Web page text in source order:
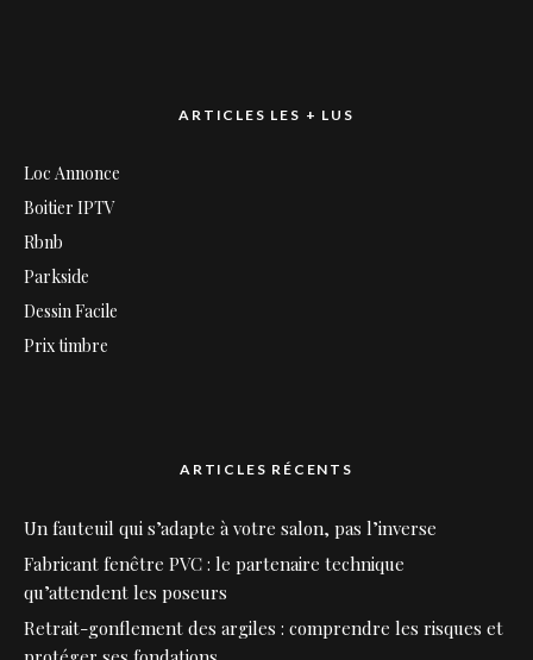
ARTICLES LES + LUS
Loc Annonce
Boitier IPTV
Rbnb
Parkside
Dessin Facile
Prix timbre
ARTICLES RÉCENTS
Un fauteuil qui s’adapte à votre salon, pas l’inverse
Fabricant fenêtre PVC : le partenaire technique
qu’attendent les poseurs
Retrait-gonflement des argiles : comprendre les risques et